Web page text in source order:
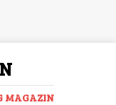
MAGAZIN